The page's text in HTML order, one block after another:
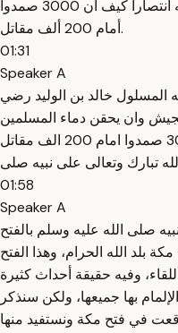
يحقن دماء المسلمين، وهذا يعد بحد ذاته انتصاراً كيف أن 3000 صمدوا
أمام 200 ألف مقاتل.
01:31
Speaker A
المسلول خالد بن الوليد رضي
وان يحقن دماء المسلمين
وهذا يعد بحد ذاته انتصارا كيف ان 3000 صمدوا امام 200 الف مقاتل
تبارك وتعالى على نبيه صلى
01:58
Speaker A
صلى الله عليه وسلم بالفتح
بلد الله الحرام، وهذا الفتح
وفيه حقيقة أحداث كثيرة
بها جميعها، ولكن سنذكر
في فتح مكة ونستفيد منها